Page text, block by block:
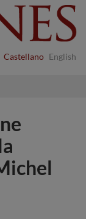
Castellano English